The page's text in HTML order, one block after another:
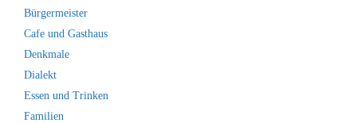
Bürgermeister
Cafe und Gasthaus
Denkmale
Dialekt
Essen und Trinken
Familien